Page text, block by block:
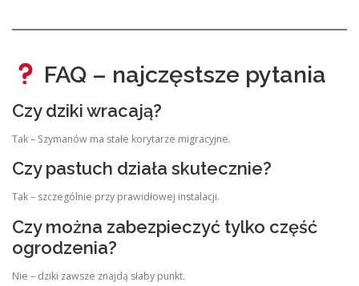
FAQ – najczęstsze pytania
Czy dziki wracają?
Tak – Szymanów ma stałe korytarze migracyjne.
Czy pastuch działa skutecznie?
Tak – szczególnie przy prawidłowej instalacji.
Czy można zabezpieczyć tylko część
ogrodzenia?
Nie – dziki zawsze znajdą słaby punkt.